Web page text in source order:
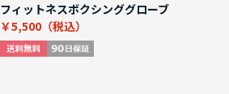
フィットネスボクシンググローブ
￥5,500